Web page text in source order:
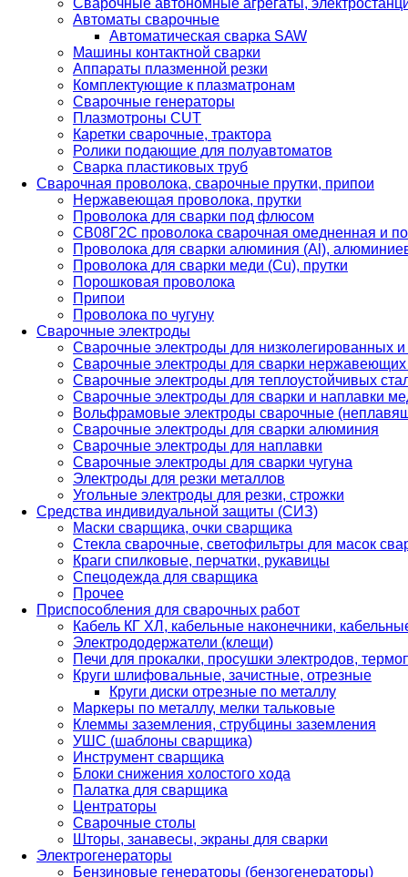
Сварочные автономные агрегаты,
Автоматы сварочные
Автоматическая сварка SAW
Машины контактной сварки
Аппараты плазменной резки
Комплектующие к плазматронам
Сварочные генераторы
Плазмотроны CUT
Каретки сварочные, трактора
Ролики подающие для полуавтоматов
Сварка пластиковых труб
Сварочная проволока, сварочные прутки, припои
Нержавеющая проволока, прутки
Проволока для сварки под флюсом
СВ08Г2С проволока сварочная омедненная и
Проволока для сварки алюминия (Al),
Проволока для сварки меди (Cu), прутки
Порошковая проволока
Припои
Проволока по чугуну
Сварочные электроды
Сварочные электроды для низколегированных и
Сварочные электроды для сварки
Сварочные электроды для теплоустойчивых
Сварочные электроды для сварки и наплавки
Вольфрамовые электроды сварочные
Сварочные электроды для сварки алюминия
Сварочные электроды для наплавки
Сварочные электроды для сварки чугуна
Электроды для резки металлов
Угольные электроды для резки, строжки
Средства индивидуальной защиты (СИЗ)
Маски сварщика, очки сварщика
Стекла сварочные, светофильтры для масок
Краги спилковые, перчатки, рукавицы
Спецодежда для сварщика
Прочее
Приспособления для сварочных работ
Кабель КГ ХЛ, кабельные наконечники,
Электрододержатели (клещи)
Печи для прокалки, просушки электродов,
Круги шлифовальные, зачистные, отрезные
Круги диски отрезные по металлу
Маркеры по металлу, мелки тальковые
Клеммы заземления, струбцины заземления
УШС (шаблоны сварщика)
Инструмент сварщика
Блоки снижения холостого хода
Палатка для сварщика
Центраторы
Сварочные столы
Шторы, занавесы, экраны для сварки
Электрогенераторы
Бензиновые генераторы (бензогенераторы)